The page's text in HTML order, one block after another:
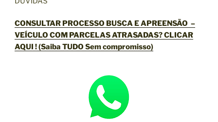
CONSULTAR PROCESSO BUSCA E APREENSÃO –
VEÍCULO COM PARCELAS ATRASADAS?CLICAR
AQUI ! (Saiba TUDO Sem compromisso)